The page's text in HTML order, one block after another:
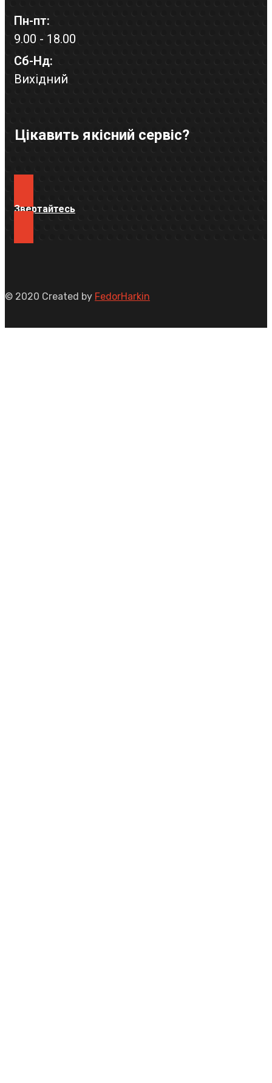
Пн-пт:
9.00 - 18.00
Сб-Нд:
Вихідний
Цікавить якісний сервіс?
Звертайтесь
© 2020 Created by FedorHarkin